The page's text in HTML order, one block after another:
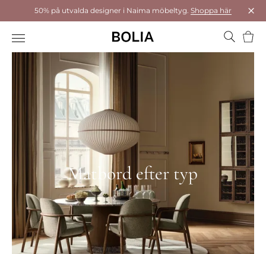
50% på utvalda designer i Naima möbeltyg. Shoppa här
Matbord efter typ